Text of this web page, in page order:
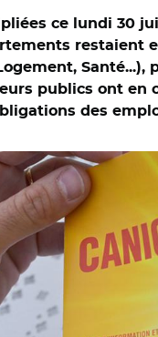
ce lundi 30
restaient
publics ont en
des